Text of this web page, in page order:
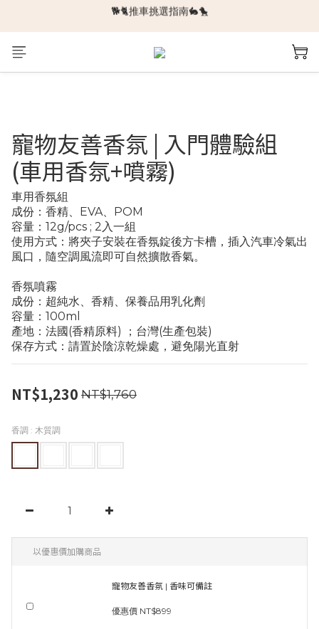
🆕新品上架🆕
🆕新品上架🆕
❄️涼感系列❄️
寵物友善香氛 | 入門體驗組
(車用香氛+噴霧)
車用香氛組
成份：香精、EVA、POM
容量：12g/pcs ; 2入一組
使用方式：將夾子安裝在香氛錠後方卡槽，插入汽車冷氣出
風口，隨空調風流即可自然擴散香氣。
香氛噴霧
成份：超純水、香精、保養品用乳化劑
容量：100ml
產地：法國(香精原料) ；台灣(生產包裝)
保存方式：請置於陰涼乾燥處，避免陽光直射
NT$1,230 NT$1,760
香調 : 木質調
以優惠價加購商品
寵物友善香氛 | 香味可備註
優惠價 NT$899